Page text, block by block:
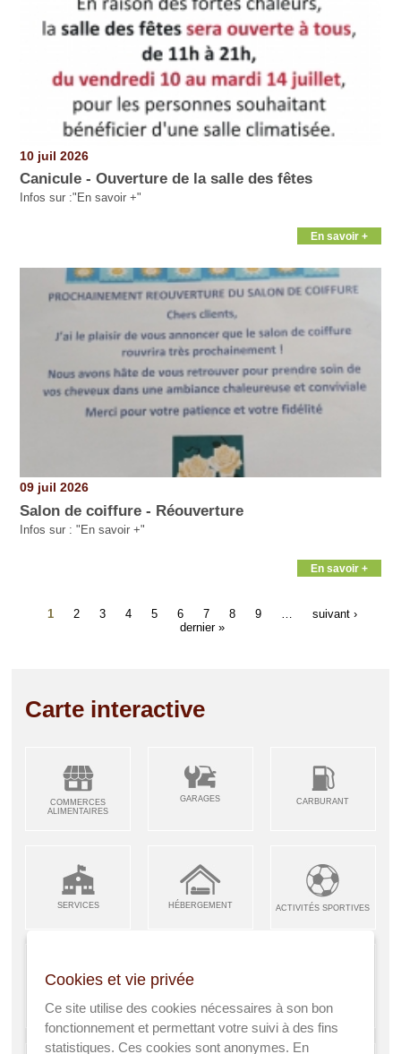
10 juil 2026
Canicule - Ouverture de la salle des fêtes
Infos sur :"En savoir +"
En savoir +
09 juil 2026
Salon de coiffure - Réouverture
Infos sur : "En savoir +"
En savoir +
1 2 3 4 5 6 7 8 9
suivant ›
dernier »
Carte interactive
COMMERCES
ALIMENTAIRES
GARAGES CARBURANT
SERVICES HÉBERGEMENT ACTIVITÉS SPORTIVES
ARTISANS &
INDUSTRIES
RESTAURANTS CAFÉS ENFANCE JEUNESSE
Cookies et vie privée
Ce site utilise des cookies nécessaires à son bon
fonctionnement et permettant votre suivi à des fins
statistiques. Ces cookies sont anonymes. En